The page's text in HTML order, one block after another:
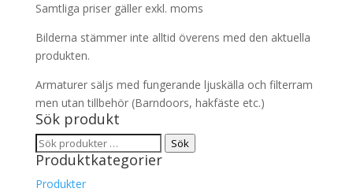
Samtliga priser gäller exkl. moms
Bilderna stämmer inte alltid överens med den aktuella
produkten.
Armaturer säljs med fungerande ljuskälla och filterram
men utan tillbehör (Barndoors, hakfäste etc.)
Sök produkt
Sök
efter:
Sök
Produktkategorier
Produkter